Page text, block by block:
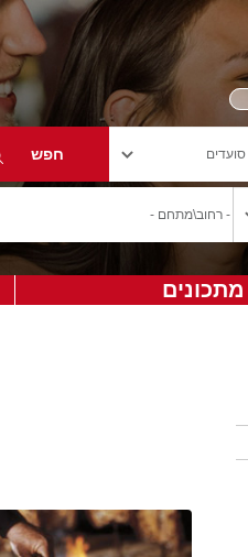
מתכונים